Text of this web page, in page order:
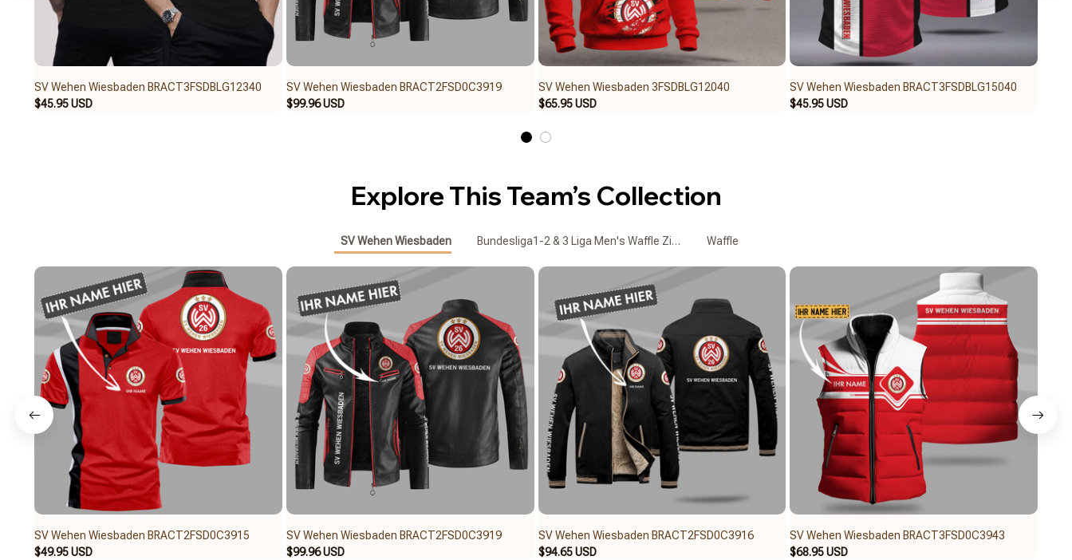
SV Wehen Wiesbaden BRACT3FSDBLG12340
$45.95 USD
SV Wehen Wiesbaden BRACT2FSD0C3919
$99.96 USD
SV Wehen Wiesbaden 3FSDBLG12040
$65.95 USD
SV Wehen Wiesbaden BRACT3FSDBLG15040
$45.95 USD
Explore This Team’s Collection
SV Wehen Wiesbaden Bundesliga1-2 & 3 Liga Men's Waffle Zipper PoloWaffle
SV Wehen Wiesbaden BRACT2FSD0C3915
$49.95 USD
SV Wehen Wiesbaden BRACT2FSD0C3919
$99.96 USD
SV Wehen Wiesbaden BRACT2FSD0C3916
$94.65 USD
SV Wehen Wiesbaden BRACT3FSD0C3943
$68.95 USD